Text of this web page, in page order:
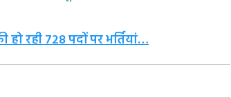
रही 728 पदों पर भर्तियां…